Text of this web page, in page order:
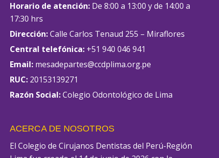
Horario de atención: De 8:00 a 13:00 y de 14:00 a
17:30 hrs
Dirección:Calle Carlos Tenaud 255 – Miraflores
Central telefónica: +51 940 046 941
Email: mesadepartes@ccdplima.org.pe
RUC: 20153139271
Razón Social:Colegio Odontológico de Lima
ACERCA DE NOSOTROS
El Colegio de Cirujanos Dentistas del Perú-Región